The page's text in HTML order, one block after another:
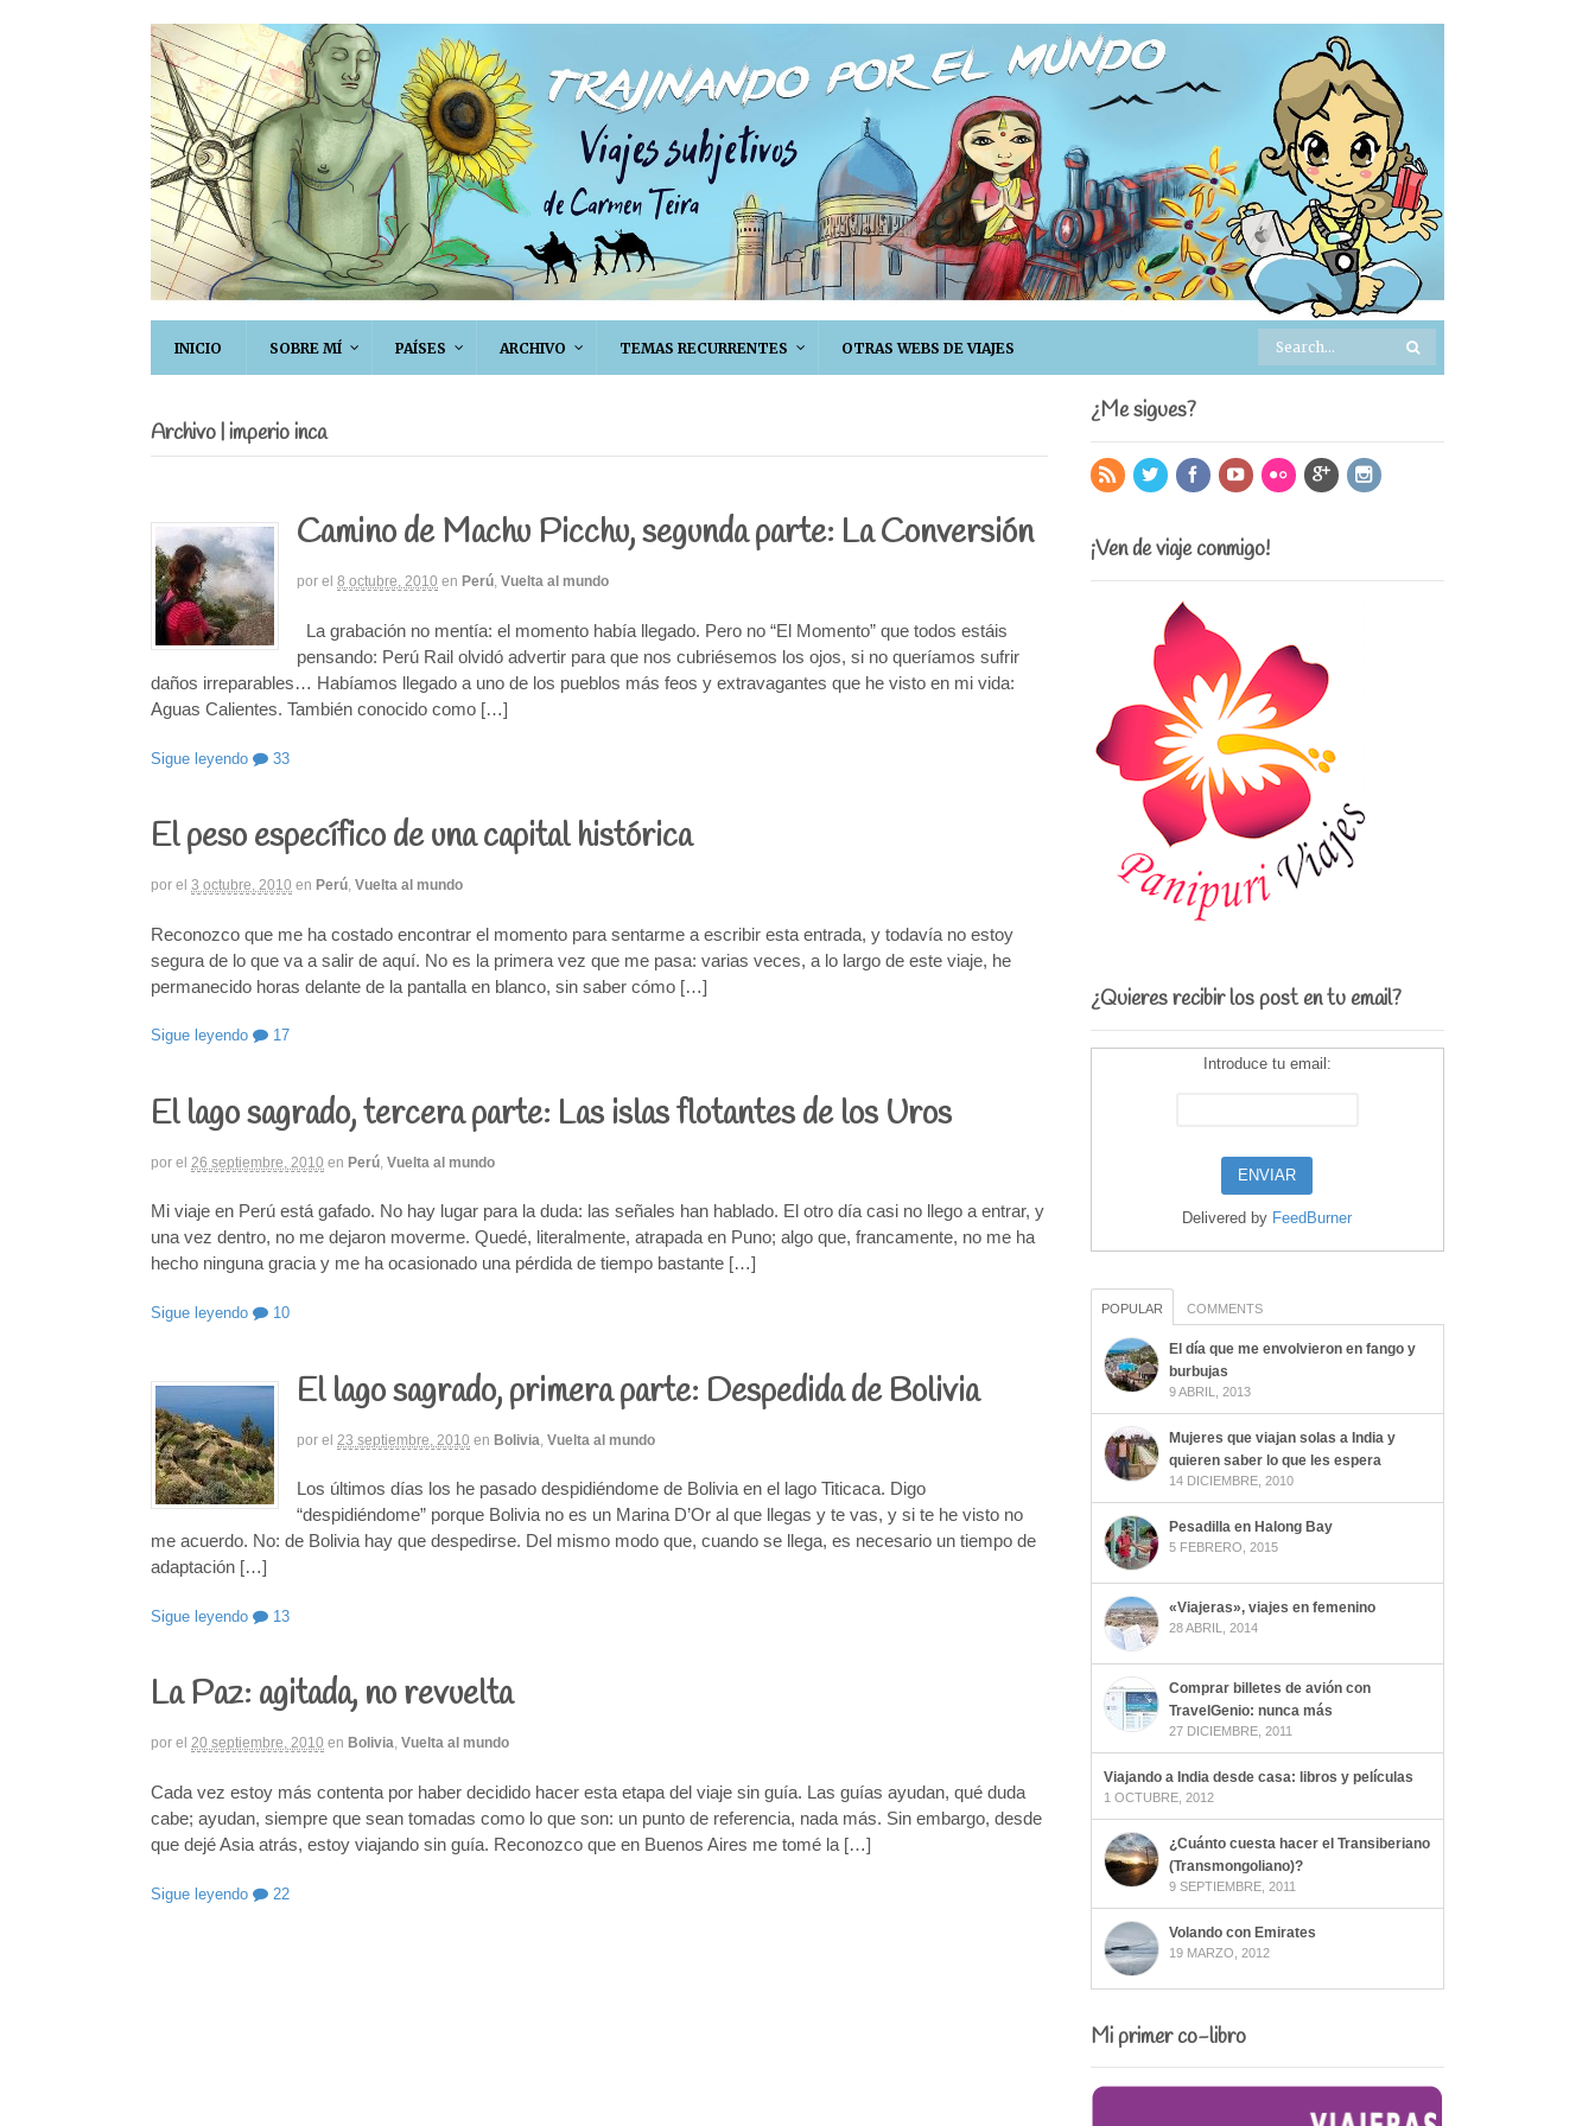
INICIO SOBRE MÍ PAÍSES ARCHIVO TEMAS RECURRENTES OTRAS WEBS DE VIAJES
Archivo | imperio inca
Camino de Machu Picchu, segunda parte: La Conversión
por el 8 octubre, 2010 en Perú, Vuelta al mundo
La grabación no mentía: el momento había llegado. Pero no “El Momento” que todos estáis
pensando: Perú Rail olvidó advertir para que nos cubriésemos los ojos, si no queríamos sufrir
daños irreparables… Habíamos llegado a uno de los pueblos más feos y extravagantes que he visto en mi vida:
Aguas Calientes. También conocido como […]
Sigue leyendo 33
El peso específico de una capital histórica
por el 3 octubre, 2010 en Perú, Vuelta al mundo
Reconozco que me ha costado encontrar el momento para sentarme a escribir esta entrada, y todavía no estoy
segura de lo que va a salir de aquí. No es la primera vez que me pasa: varias veces, a lo largo de este viaje, he
permanecido horas delante de la pantalla en blanco, sin saber cómo […]
Sigue leyendo 17
El lago sagrado, tercera parte: Las islas flotantes de los Uros
por el 26 septiembre, 2010 en Perú, Vuelta al mundo
Mi viaje en Perú está gafado. No hay lugar para la duda: las señales han hablado. El otro día casi no llego a entrar, y
una vez dentro, no me dejaron moverme. Quedé, literalmente, atrapada en Puno; algo que, francamente, no me ha
hecho ninguna gracia y me ha ocasionado una pérdida de tiempo bastante […]
Sigue leyendo 10
El lago sagrado, primera parte: Despedida de Bolivia
por el 23 septiembre, 2010 en Bolivia Vuelta al mundo
Los últimos días los he pasado despidiéndome de Bolivia en el lago Titicaca. Digo
“despidiéndome” porque Bolivia no es un Marina D’Or al que llegas y te vas, y si te he visto no
me acuerdo. No: de Bolivia hay que despedirse. Del mismo modo que, cuando se llega, es necesario un tiempo de
adaptación […]
Sigue leyendo 13
La Paz: agitada, no revuelta
por el 20 septiembre, 2010 en Bolivia, Vuelta al mundo
Cada vez estoy más contenta por haber decidido hacer esta etapa del viaje sin guía. Las guías ayudan, qué duda
cabe; ayudan, siempre que sean tomadas como lo que son: un punto de referencia, nada más. Sin embargo, desde
que dejé Asia atrás, estoy viajando sin guía. Reconozco que en Buenos Aires me tomé la […]
Sigue leyendo 22
¿Me sigues?
¡Ven de viaje conmigo!
¿Quieres recibir los post en tu email?
Introduce tu email:
Delivered by FeedBurner
POPULAR COMMENTS
El día que me envolvieron en fango y
burbujas
9 ABRIL, 2013
Mujeres que viajan solas a India y
quieren saber lo que les espera
14 DICIEMBRE, 2010
Pesadilla en Halong Bay
5 FEBRERO, 2015
«Viajeras», viajes en femenino
28 ABRIL, 2014
Comprar billetes de avión con
TravelGenio: nunca más
27 DICIEMBRE, 2011
Viajando a India desde casa: libros y películas
1 OCTUBRE, 2012
¿Cuánto cuesta hacer el Transiberiano
(Transmongoliano)?
9 SEPTIEMBRE, 2011
Volando con Emirates
19 MARZO, 2012
Mi primer co-libro